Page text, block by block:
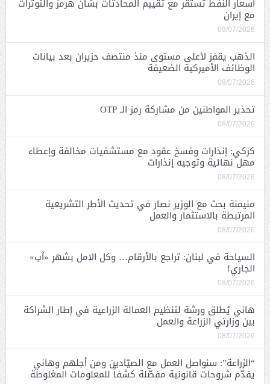
أسعار النفط تستقر مع تقييم المحادثات بشأن هرمز والتوترات
مع إيران
08/07/2026
الذهب يقفز لأعلى مستوى منذ منتصف حزيران بعد بيانات
الوظائف الأميركية الضعيفة
08/07/2026
تحذير المواطنين من مشاركة رمز الـ OTP
08/07/2026
كركي: إنذارات وفسخ عقود مع مستشفيات مخالفة وإعطاء
مهل نهائية وتوجيه إنذارات
08/07/2026
منيمنة بحث مع الوزير نصار في تحديث الأطر التشريعية
المرتبطة بالاستثمار والعمل
08/07/2026
السياحة في لبنان: تراجع بالأرقام… وكل الامل بشهر «آب»
الجاري!
08/07/2026
هاني يُطلق ورشة لتنظيم العمالة الزراعية في إطار الشراكة
بين وزارتي الزراعة والعمل
08/07/2026
“الزراعة”: سنواصل العمل مع الصيّادين ومن أجلهم وهاني
يقدّم شروحات قانونية مفصّلة كشفاً للمعلومات المغلوطة